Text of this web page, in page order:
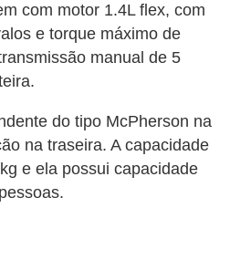
com motor 1.4L flex, com
e torque máximo de
manual de 5
do tipo McPherson na
na traseira. A capacidade
e ela possui capacidade